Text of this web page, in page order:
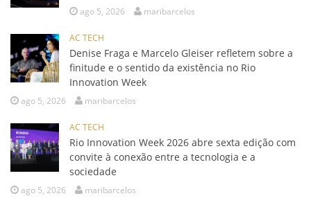
ago 5, 2026 maribarcelos
AC TECH
Denise Fraga e Marcelo Gleiser refletem sobre a
finitude e o sentido da existência no Rio
Innovation Week
ago 5, 2026 maribarcelos
AC TECH
Rio Innovation Week 2026 abre sexta edição com
convite à conexão entre a tecnologia e a
sociedade
ago 5, 2026 maribarcelos